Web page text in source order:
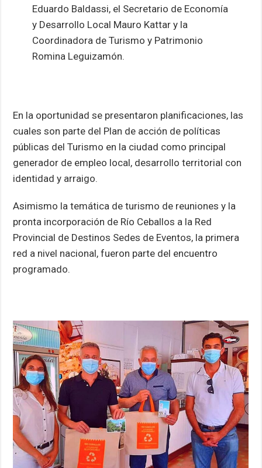
Eduardo Baldassi, el Secretario de Economía
y Desarrollo Local Mauro Kattar y la
Coordinadora de Turismo y Patrimonio
Romina Leguizamón.
En la oportunidad se presentaron planificaciones, las
cuales son parte del Plan de acción de políticas
públicas del Turismo en la ciudad como principal
generador de empleo local, desarrollo territorial con
identidad y arraigo.
Asimismo la temática de turismo de reuniones y la
pronta incorporación de Río Ceballos a la Red
Provincial de Destinos Sedes de Eventos, la primera
red a nivel nacional, fueron parte del encuentro
programado.